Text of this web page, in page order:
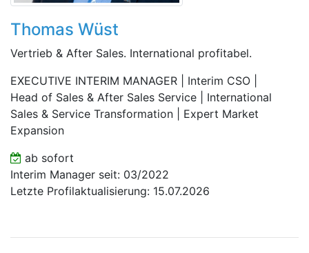
Thomas Wüst
Vertrieb & After Sales. International profitabel.
EXECUTIVE INTERIM MANAGER | Interim CSO |
Head of Sales & After Sales Service | International
Sales & Service Transformation | Expert Market
Expansion
ab sofort
Interim Manager seit: 03/2022
Letzte Profilaktualisierung: 15.07.2026